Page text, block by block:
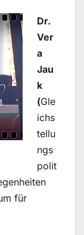
Dr.
Ver
a
Jau
k
(Gle
ichs
tellu
ngs
polit
für